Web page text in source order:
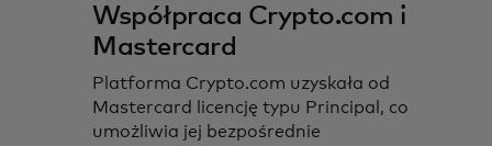
Współpraca Crypto.com i
Mastercard
Platforma Crypto.com uzyskała od
Mastercard licencję typu Principal, co
umożliwia jej bezpośrednie